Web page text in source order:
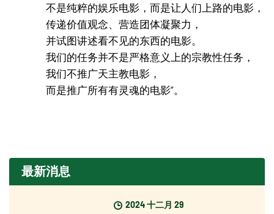
不是纯粹的娱乐电影，而是让人们上路的电影，
传递价值观念、营造团体凝聚力，
并试图讲述看不见的东西的电影。
我们的任务并不是严格意义上的宗教性任务，
我们不推广天主教电影，
而是推广所有有灵魂的电影”。
最新消息
2024 十二月 29